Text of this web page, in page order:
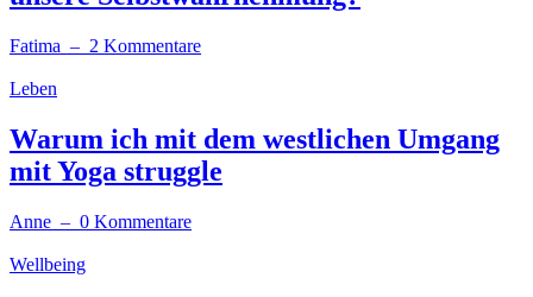
Fatima – 2 Kommentare
Leben
Warum ich mit dem westlichen Umgang
mit Yoga struggle
Anne – 0 Kommentare
Wellbeing